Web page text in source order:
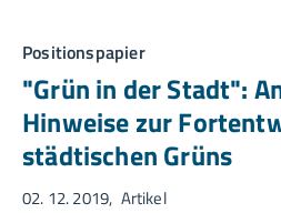
Positionspapier
"Grün in der Stadt":
Hinweise zur
städtischen Grüns
02. 12. 2019 Artikel